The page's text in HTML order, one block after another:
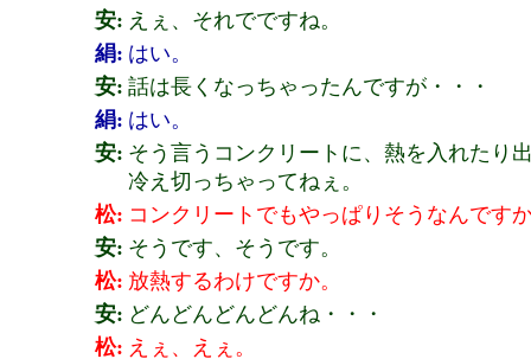
安: えぇ、それでですね。
絹: はい。
安: 話は長くなっちゃったんですが・・・
絹: はい。
安: そう言うコンクリートに、熱を入れたり
冷え切っちゃってねぇ。
松: コンクリートでもやっぱりそうなんです
安: そうです、そうです。
松: 放熱するわけですか。
安: どんどんどんどんね・・・
松: えぇ、えぇ。